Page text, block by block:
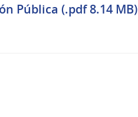
Pública (.pdf 8.14 MB)